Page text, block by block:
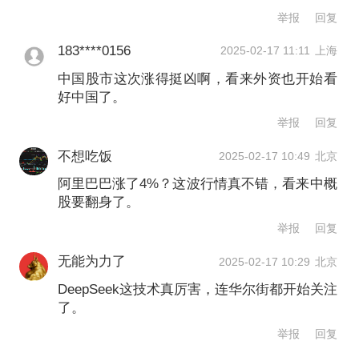
工智能不发展，高端产业不发展，国内
市场就会长期受制于美国高息环境压
力。目前来看，市场情绪就明显改善。
国金证券财富中心策略分析师黄岑栋：
除了中概股，近期的港股市场也在不断
走强，说明全球资金对中国资产的关注
度正持续上升。
③ 马斯克宣布Grok 3即将发布
Perplexity免费推出优于主流模型的
举报 回复
183****0156 2025-02-17 11:11 上海
中国股市这次涨得挺凶啊，看来外资也开始看
好中国了。
举报 回复
不想吃饭 2025-02-17 10:49 北京
阿里巴巴涨了4%？这波行情真不错，看来中概
股要翻身了。
举报 回复
无能为力了 2025-02-17 10:29 北京
DeepSeek这技术真厉害，连华尔街都开始关注
了。
举报 回复